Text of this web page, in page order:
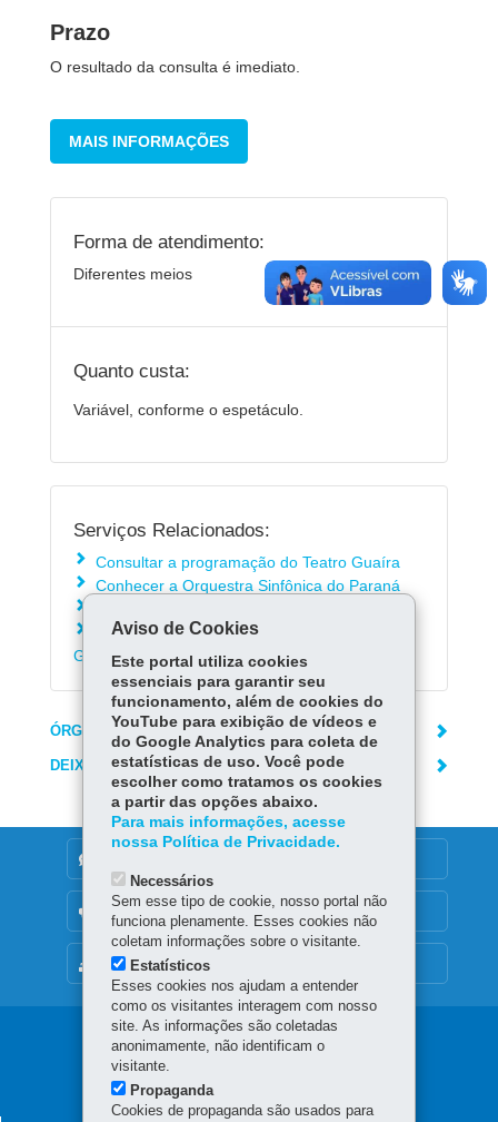
Prazo
O resultado da consulta é imediato.
MAIS INFORMAÇÕES
Forma de atendimento:
Diferentes meios
Quanto custa:
Variável, conforme o espetáculo.
Serviços Relacionados:
Consultar a programação do Teatro Guaíra
Conhecer a Orquestra Sinfônica do Paraná
Inscrever-se na Escola de Dança do Teatro
Guaíra
ÓRGÃO RESPONSÁVEL
DEIXE SUA OPINIÃO
MAPA DO SITE
OUVIDORIA
Navegação
principal
Aviso de Cookies
Este portal utiliza cookies
essenciais para garantir seu
funcionamento, além de cookies do
YouTube para exibição de vídeos e
do Google Analytics para coleta de
estatísticas de uso. Você pode
escolher como tratamos os cookies
a partir das opções abaixo.
Para mais informações, acesse
nossa Política de Privacidade.
Necessários
Sem esse tipo de cookie, nosso portal não
funciona plenamente. Esses cookies não
coletam informações sobre o visitante.
Estatísticos
Esses cookies nos ajudam a entender
como os visitantes interagem com nosso
site. As informações são coletadas
anonimamente, não identificam o
visitante.
Propaganda
Cookies de propaganda são usados para